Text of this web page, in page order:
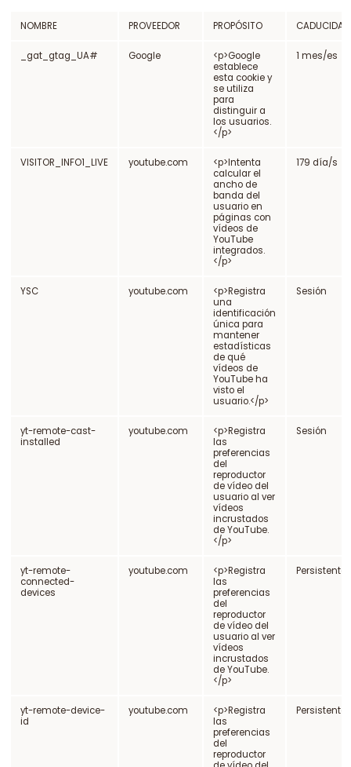
NOMBRE PROVEEDOR PROPÓSITO CADUCIDAD
_gat_gtag_UA# Google
<p>Google
establece
esta cookie y
se utiliza
para
distinguir a
los usuarios.
</p>
1 mes/es
VISITOR_INFO1_LIVE youtube.com
<p>Intenta
calcular el
ancho de
banda del
usuario en
páginas con
vídeos de
YouTube
integrados.
</p>
179 día/s
YSC youtube.com
<p>Registra
una
identificación
única para
mantener
estadísticas
de qué
vídeos de
YouTube ha
visto el
usuario.</p>
Sesión
yt-remote-cast-
installed
youtube.com
<p>Registra
las
preferencias
del
reproductor
de vídeo del
usuario al ver
vídeos
incrustados
de YouTube.
</p>
Sesión
yt-remote-
connected-
devices
youtube.com
<p>Registra
las
preferencias
del
reproductor
de vídeo del
usuario al ver
vídeos
incrustados
de YouTube.
</p>
Persistente
yt-remote-device-
id
youtube.com
<p>Registra
las
preferencias
del
reproductor
Persistente